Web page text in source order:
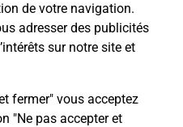
de votre navigation.
adresser des publicités
sur notre site et
fermer" vous acceptez
"Ne pas accepter et
mon
?
de la 5G